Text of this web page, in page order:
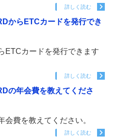
詳しく読む
からETCカードを発行でき
ETCカードを発行できます
詳しく読む
の年会費を教えてくださ
費を教えてください。
詳しく読む